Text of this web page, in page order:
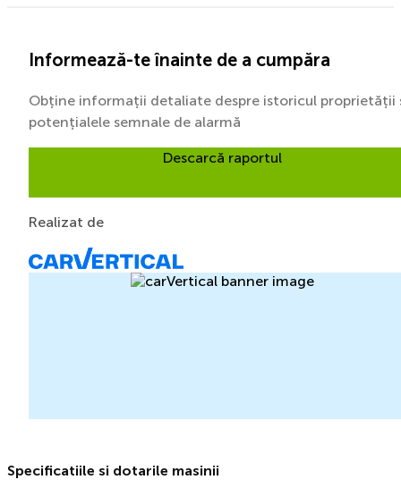
Informează-te înainte de a cumpăra
Obține informații detaliate despre istoricul proprietății
potențialele semnale de alarmă
Descarcă raportul
Realizat de
Specificatiile si dotarile masinii